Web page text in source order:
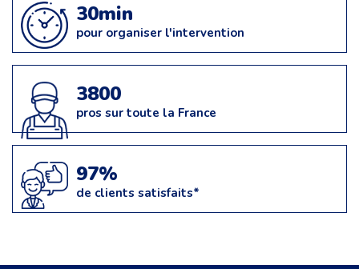
30min
pour organiser l'intervention
3800
pros sur toute la France
97%
de clients satisfaits*